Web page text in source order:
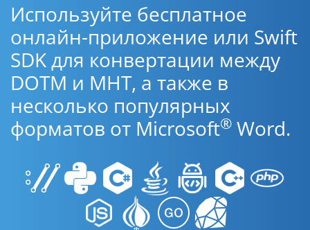
Используйте бесплатное
онлайн-приложение или Swift
SDK для конвертации между
DOTM и MHT, а также в
несколько популярных
форматов от Microsoft® Word.